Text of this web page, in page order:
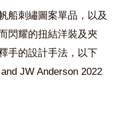
船刺繡圖案單品 ，以及
閃耀的扭結洋裝及夾
手的設計手法，以下
JW Anderson 2022